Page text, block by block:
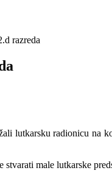
razreda
lutkarsku radionicu na
male lutkarske